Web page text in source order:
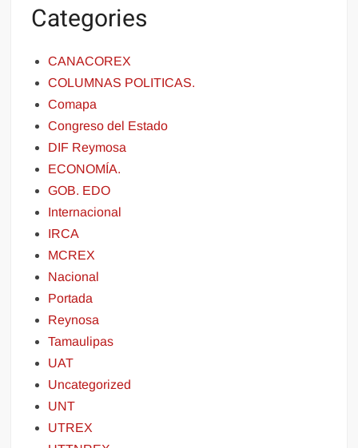
Categories
CANACOREX
COLUMNAS POLITICAS.
Comapa
Congreso del Estado
DIF Reymosa
ECONOMÍA.
GOB. EDO
Internacional
IRCA
MCREX
Nacional
Portada
Reynosa
Tamaulipas
UAT
Uncategorized
UNT
UTREX